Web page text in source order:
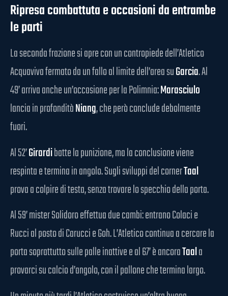
Ripresa combattuta e occasioni da entrambe
le parti
La seconda frazione si apre con un contropiede dell’Atletico
Acquaviva fermato da un fallo al limite dell’area suGarcia. Al
49’ arriva anche un’occasione per la Polimnia:Marasciulo
lancia in profonditàNiang, che però conclude debolmente
fuori.
Al 52’Girardibatte la punizione, ma la conclusione viene
respinta e termina in angolo. Sugli sviluppi del cornerTaal
prova a colpire di testa, senza trovare lo specchio della porta.
Al 59’ mister Solidoro effettua due cambi: entrano Colaci e
Rucci al posto di Carucci e Goh. L’Atletico continua a cercare la
porta soprattutto sulle palle inattive e al 67’ è ancoraTaala
provarci su calcio d’angolo, con il pallone che termina largo.